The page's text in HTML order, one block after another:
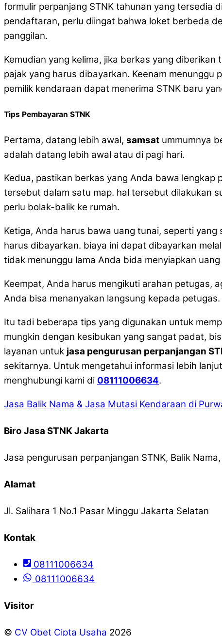
formulir perpanjang STNK tahunan yang tersedia
pendaftaran, perlu diingat bahwa loket berbeda
panggilan.
Kemudian yang kelima, jika berkas yang
pajak yang harus dibayarkan. Keenam
pemilik kendaraan dapat menerima STNK baru
Tips Pembayaran STNK
Pertama, datang lebih awal, samsat ummumnya
adalah datang lebih awal atau di pagi hari.
Kedua, pastikan berkas yang Anda bawa
tersebut dalam satu map. hal tersebut dilakukan
perlu bolak-balik ke rumah.
Ketiga, Anda harus bawa uang tunai, seperti
harus dibayarkan. biaya ini dapat dibayarkan
tidak menunggu lama Anda bida menyiapkan
Keempat, Anda harus mengikuti arahan petugas,
Anda bisa menanyakan langsung kepada petugas.
Itu tadi beberapa tips yang digunakan untuk
mungkin dengan kesibukan yang sangat padat,
layanan untuk jasa pengurusan perpanjangan
sekitarnya. Untuk mengetahui informasi lebih
menghubungi kami di 08111006634.
Jasa Balik Nama & Jasa Mutasi Kendaraan di
Biro Jasa STNK Jakarta
Jasa pengurusan perpanjangan STNK, Balik
Alamat
Jl. Salihara 1 No.1 Pasar Minggu Jakarta Selatan
Kontak
08111006634
08111006634
Visitor
© CV Obet Cipta Usaha 2026